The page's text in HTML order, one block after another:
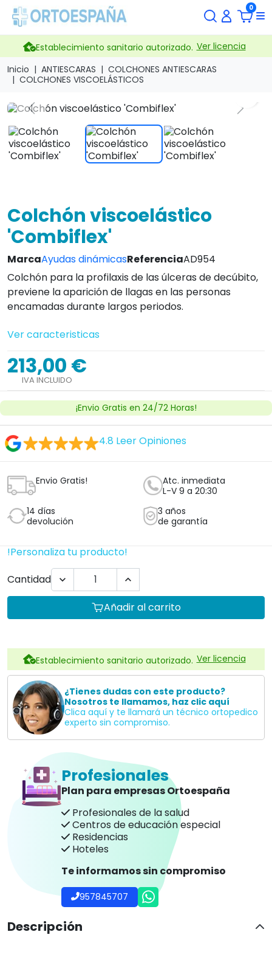
0
Establecimiento sanitario autorizado. Ver licencia
Inicio
ANTIESCARAS
COLCHONES ANTIESCARAS
COLCHONES VISCOELÁSTICOS
Previous Next
Colchón viscoelástico
'Combiflex'
MarcaAyudas dinámicasReferenciaAD954
Colchón para la profilaxis de las úlceras de decúbito,
previene la aparición de llagas en las personas
encamadas durante largos periodos.
Ver caracteristicas
213,00 €
IVA INCLUIDO
¡Envio Gratis en 24/72 Horas!
4.8 Leer Opiniones
Envio Gratis!
Atc. inmediata
L-V 9 a 20:30
14 días
devolución
3 años
de garantía
!Personaliza tu producto!
Cantidad
 
Añadir al carrito
Establecimiento sanitario autorizado. Ver licencia
¿Tienes dudas con este producto?
Nosotros te llamamos, haz clic aquí
Clica aquí y te llamará un técnico ortopedico
experto sin compromiso.
Profesionales
Plan para empresas Ortoespaña
Profesionales de la salud
Centros de educación especial
Residencias
Hoteles
Te informamos sin compromiso
957845707
Descripción